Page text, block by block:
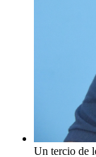
Un tercio de